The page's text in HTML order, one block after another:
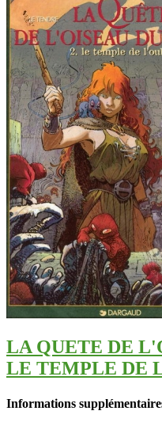
LA QUETE DE
LE TEMPLE DE
Informations